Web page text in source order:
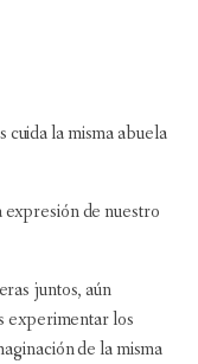
la misma abuela
expresión de nuestro
juntos, aún
experimentar los
de la misma